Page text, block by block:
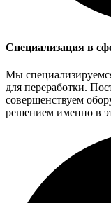
Специализация в
Мы
для переработки.
совершенствуем
решением именно в